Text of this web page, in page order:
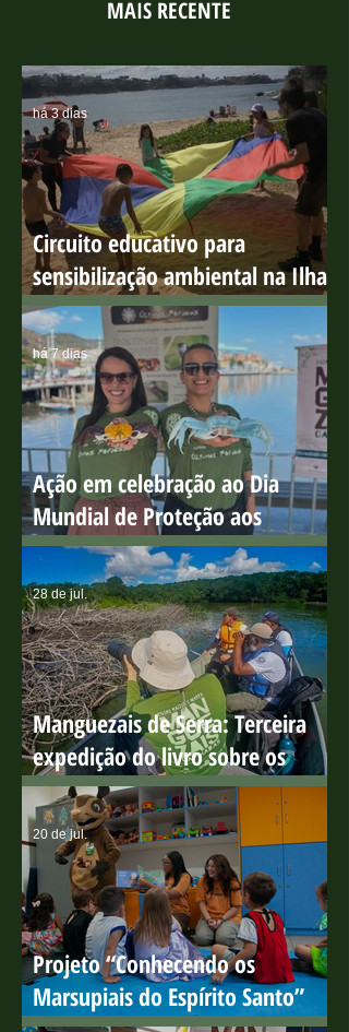
MAIS RECENTE
Circuito educativo para
sensibilização ambiental na Ilha
do Boi
há 3 dias
Ação em celebração ao Dia
Mundial de Proteção aos
Manguezais
há 7 dias
Manguezais de Serra: Terceira
expedição do livro sobre os
manguezais capixabas
28 de jul.
Projeto “Conhecendo os
20 de jul.